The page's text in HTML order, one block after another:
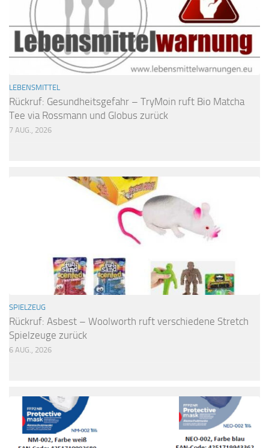
LEBENSMITTEL
Rückruf: Gesundheitsgefahr – TryMoin ruft Bio Matcha
Tee via Rossmann und Globus zurück
7 AUG., 2026
SPIELZEUG
Rückruf: Asbest – Woolworth ruft verschiedene Stretch
Spielzeuge zurück
6 AUG., 2026